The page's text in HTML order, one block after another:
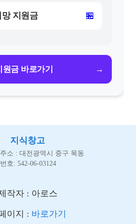
망 지원금 🏪
금 바로가기 →
지식창고
소 : 대전광역시 중구 목동
호: 542-06-03124
작자 : 아로스
이지 : 바로가기